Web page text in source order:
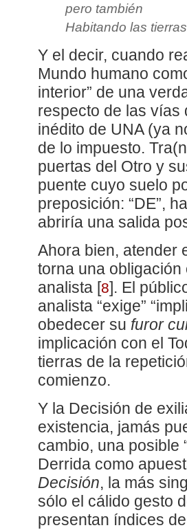
pero también
Habitando las
Y el decir, cuando
Mundo humano
interior” de una
respecto de las vías
inédito de UNA (ya
de lo impuesto.
puertas del Otro y
puente cuyo suelo
preposición: “DE”,
abriría una salida
Ahora bien, atender
torna una
analista [8] . El
analista “exige”
obedecer su furor
implicación con el
tierras de la
comienzo.
Y la Decisión de
existencia, jamás
cambio, una posible
Derrida como
Decisión, la más
sólo el cálido gesto
presentan índices